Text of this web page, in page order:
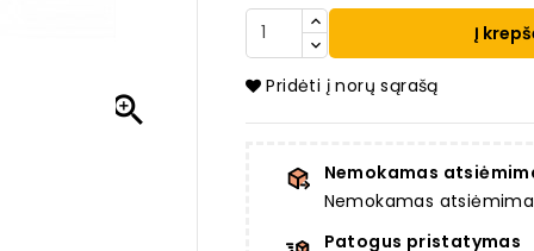

Į
Pridėti į norų sąrašą
Nemokamas
Nemokamas
Patogus pristatymas